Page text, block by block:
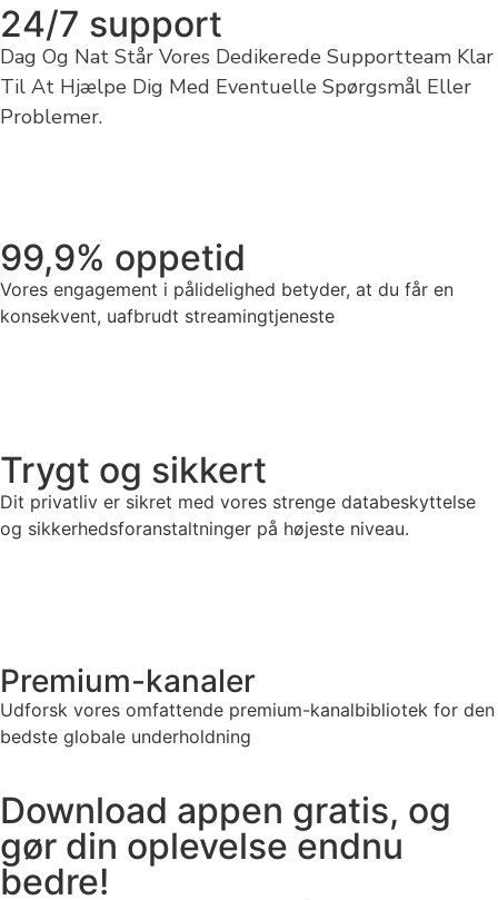
24/7 support
Dag Og Nat Står Vores Dedikerede Supportteam Klar
Til At Hjælpe Dig Med Eventuelle Spørgsmål Eller
Problemer.
99,9% oppetid
Vores engagement i pålidelighed betyder, at du får en
konsekvent, uafbrudt streamingtjeneste
Trygt og sikkert
Dit privatliv er sikret med vores strenge databeskyttelse
og sikkerhedsforanstaltninger på højeste niveau.
Premium-kanaler
Udforsk vores omfattende premium-kanalbibliotek for den
bedste globale underholdning
Download appen gratis, og
gør din oplevelse endnu
bedre!